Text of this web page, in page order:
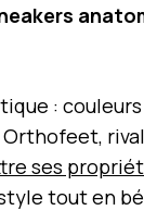
:
ses
tout en